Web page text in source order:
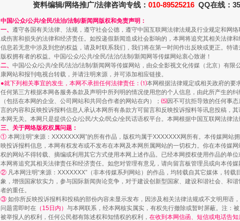
“蜀中异人”王建安的艺术幻境
资料编辑/网络推广/法律咨询专线： 010-89525216 QQ在线：
中国/公众/公共/全民/法治/法制/新闻网版权和免责声明：
一、 遵守各国有关法律、法规，遵守社会公德，遵守中国互联网法律法规及行业规定和网
成伤害和损失的法律和经济责任。如投递假新闻造成社会影响的，本网将追究其相关法律
信息若无意中涉及到您的权益，请及时联系我们，我们将在第一时间作出反映或更正。特
版权拥有者的权益。中国/公众/公共/全民/法治/法制/新闻网等传媒网站衷心致谢！
二、 中国/公众/公共/全民/法治/法制/新闻网等传媒网站，由众全影视文化传媒（北京）有
康网站和报刊电视台转载，并请注明来源，并可添加相应链接。
●就下列相关事宜的发生，本网不承担任何法律责任：⑴本网根据法律规定或相关政府的要
任何第三方根据本网各服务条款及声明中所列明的情况使用您的个人信息，由此所产生的纠
（包括在本网的企业、公司网站和共同合作者的网站在内）； ⑸因不可抗拒导致的任何事态
言的内容和反映投诉报料信息人承认本网所有条款方可留言和反映投诉报料等讯息投稿，
本网无关。本网只是提供公众/公民/大众/民众/全民话语权平台。本网根据中国互联网法律
三、关于网络版权权属问题：
① 本网注明“来源：XXXXXXX网”的所有作品，版权均属于XXXXXXX网所有。本传媒网
映投诉报料信息，本网有权发布或不发布在本网及本网所属网站的一切权力。你在本传媒
权的网站不得转载、摘编或利用其它方式使用本网上述作品。已经本网授权使用作品的单
本网将追究其相关法律责任和经济责任。如您对管理有意见，请向留言板管理员或向本传媒
② 凡本网注明“来源：XXXXXXX”（非本传媒系列网站）的作品，均转载自其它媒体，转
象，增强国家软实力，参与国际新闻舆论竞争，对于建设创新型国家、建设和谐社会、和
者的重任。
③ 如你所反映投诉报料和投稿的部份内容未显示发布，因涉及相关法律法规或不文明用
问题需即时在 （15日内） 与本网联系，经本网核实属实，有权先行撤除或暂时屏蔽。注：
被举报人的权利，任何公民都有陈述权和知情权的权利， 在收到本网信函、短信或电话告